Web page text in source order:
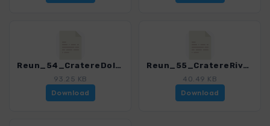
Reun_54_CratereDolomieu.gpx
93.25 KB
Download
Reun_55_CratereRivals.gpx
40.49 KB
Download